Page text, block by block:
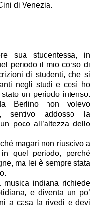
di Venezia.
sua studentessa, in
periodo il mio corso di
di studenti, che si
negli studi e così ho
un periodo intenso.
Berlino non volevo
sentivo addosso la
poco all’altezza dello
magari non riuscivo a
quel periodo, perché
ma lei è sempre stata
indiana richiede
e diventa un po’
a casa la rivedi e devi